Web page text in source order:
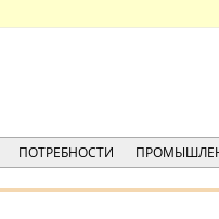
ПОТРЕБНОСТИ